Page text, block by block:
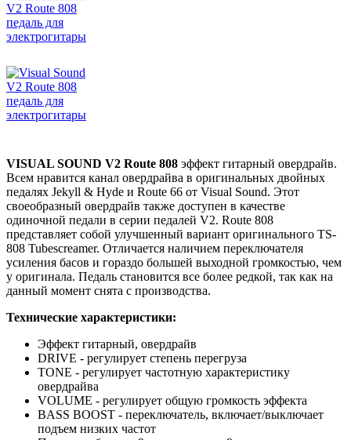
VISUAL SOUND V2 Route 808 эффект гитарный овердрайв.
Всем нравится канал овердрайва в оригинальных двойных
педалях Jekyll & Hyde и Route 66 от Visual Sound. Этот
своеобразный овердрайв также доступен в качестве
одиночной педали в серии педалей V2. Route 808
представляет собой улучшенный вариант оригинального TS-
808 Tubescreamer. Отличается наличием переключателя
усиления басов и гораздо большей выходной громкостью, чем
у оригинала. Педаль становится все более редкой, так как на
данный момент снята с производства.
Технические характеристики:
Эффект гитарный, овердрайв
DRIVE - регулирует степень перегруза
TONE - регулирует частотную характеристику
овердрайва
VOLUME - регулирует общую громкость эффекта
BASS BOOST - переключатель, включает/выключает
подъем низких частот